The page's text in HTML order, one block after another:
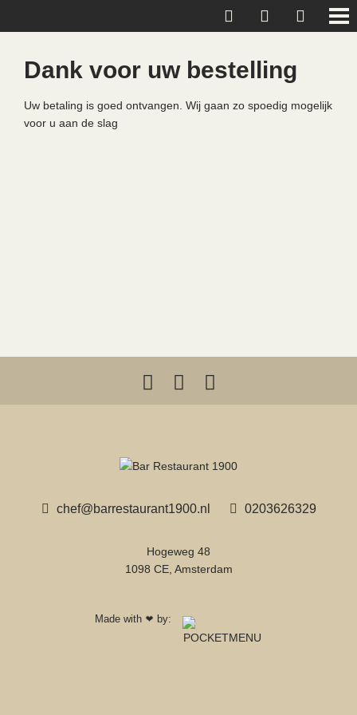
Dank voor uw bestelling
Uw betaling is goed ontvangen. Wij gaan zo spoedig mogelijk
voor u aan de slag
chef@barrestaurant1900.nl 0203626329
Hogeweg 48
1098 CE, Amsterdam
Made with ❤ by: